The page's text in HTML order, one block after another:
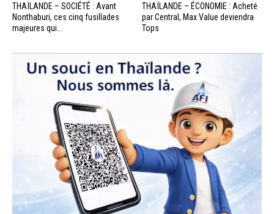
THAÏLANDE – SOCIÉTÉ : Avant
Nonthaburi, ces cinq fusillades
majeures qui...
THAÏLANDE – ÉCONOMIE : Acheté
par Central, Max Value deviendra
Tops